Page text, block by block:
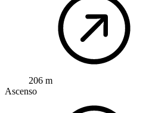
206 m
Ascenso